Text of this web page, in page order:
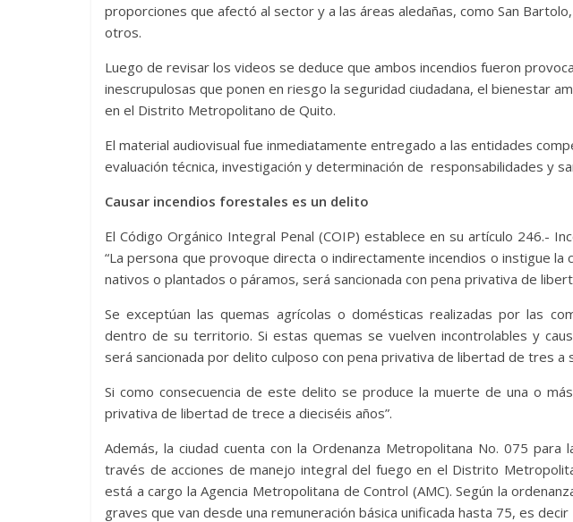
proporciones que afectó al sector y a las áreas aledañas, como San
otros.
Luego de revisar los videos se deduce que ambos incendios fueron
inescrupulosas que ponen en riesgo la seguridad ciudadana, el bienestar
en el Distrito Metropolitano de Quito.
El material audiovisual fue inmediatamente entregado a las entidades
evaluación técnica, investigación y determinación de responsabilidades y
Causar incendios forestales es un delito
El Código Orgánico Integral Penal (COIP) establece en su artículo 246.-
“La persona que provoque directa o indirectamente incendios o instigue
nativos o plantados o páramos, será sancionada con pena privativa de
Se exceptúan las quemas agrícolas o domésticas realizadas por las
dentro de su territorio. Si estas quemas se vuelven incontrolables y
será sancionada por delito culposo con pena privativa de libertad de tres a
Si como consecuencia de este delito se produce la muerte de una o
privativa de libertad de trece a dieciséis años”.
Además, la ciudad cuenta con la Ordenanza Metropolitana No. 075
través de acciones de manejo integral del fuego en el Distrito
está a cargo la Agencia Metropolitana de Control (AMC). Según la
graves que van desde una remuneración básica unificada hasta 75, es decir